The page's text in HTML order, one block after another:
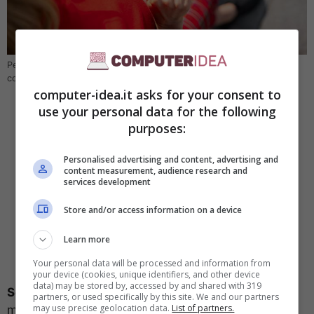
Personalizzare i contatti sull’iPhone: la funzione che non tutti
conoscono (Computer-idea.it)
Segui attentamente i passaggiche stiamo per
mostrarti ed in men che non si dica avrai lo
computer-idea.it asks for your consent to
use your personal data for the following
purposes:
Personalised advertising and content, advertising and
content measurement, audience research and
services development
Store and/or access information on a device
Learn more
Your personal data will be processed and information from
your device (cookies, unique identifiers, and other device
data) may be stored by, accessed by and shared with 319
partners, or used specifically by this site. We and our partners
may use precise geolocation data. List of partners.